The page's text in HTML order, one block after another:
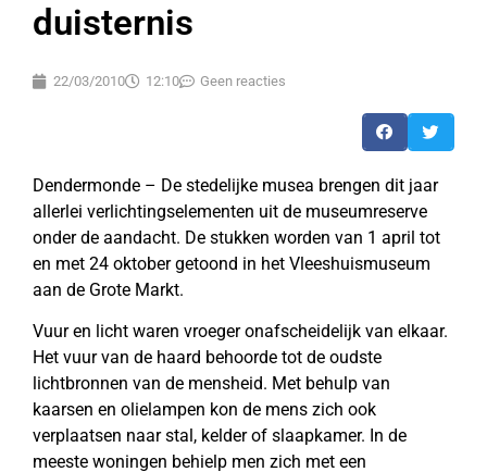
duisternis
22/03/2010 12:10 Geen reacties
Dendermonde – De stedelijke musea brengen dit jaar
allerlei verlichtingselementen uit de museumreserve
onder de aandacht. De stukken worden van 1 april tot
en met 24 oktober getoond in het Vleeshuismuseum
aan de Grote Markt.
Vuur en licht waren vroeger onafscheidelijk van elkaar.
Het vuur van de haard behoorde tot de oudste
lichtbronnen van de mensheid. Met behulp van
kaarsen en olielampen kon de mens zich ook
verplaatsen naar stal, kelder of slaapkamer. In de
meeste woningen behielp men zich met een